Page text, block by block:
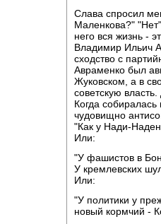
Слава спросил
Маленкова?"
него вся жизнь -
Владимир Ильич
сходство с
Авраменко был
Жуковском, а в
советскую
Когда
чудовищно
"Как у Нади-
Или:
"У фашистов в
У кремлевских
Или:
"У политики у
новый кормчий -